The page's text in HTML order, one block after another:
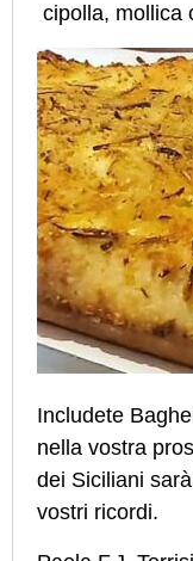
cipolla, mollica
Includete
nella vostra
dei Siciliani
vostri ricordi.